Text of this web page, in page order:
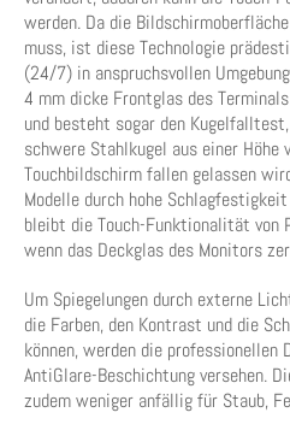
werden. Da die
muss, ist diese Technologie
(24/7) in anspruchsvollen
4 mm dicke Frontglas des
und besteht sogar den
schwere Stahlkugel aus einer Höhe
Touchbildschirm fallen gelassen
Modelle durch hohe
bleibt die Touch-Funktionalität von
wenn das Deckglas des Monitors
Um Spiegelungen durch externe
die Farben, den Kontrast und die
können, werden die
AntiGlare-Beschichtung versehen.
zudem weniger anfällig für Staub,